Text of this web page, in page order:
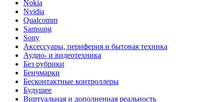
Nokia
Nvidia
Qualcomm
Samsung
Sony
Аксессуары, периферия и бытовая техника
Аудио- и видеотехника
Без рубрики
Бенчмарки
Бесконтактные контроллеры
Будущее
Виртуальная и дополненная реальность